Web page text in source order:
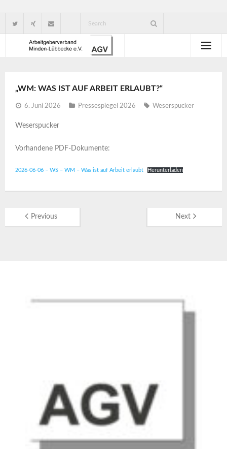
Verbandsorganisation
„WM: WAS IST AUF ARBEIT ERLAUBT?“
6. Juni 2026 Pressespiegel 2026 Weserspucker
Weserspucker
Vorhandene PDF-Dokumente:
2026-06-06 – WS – WM – Was ist auf Arbeit erlaubt Herunterladen
Previous Next